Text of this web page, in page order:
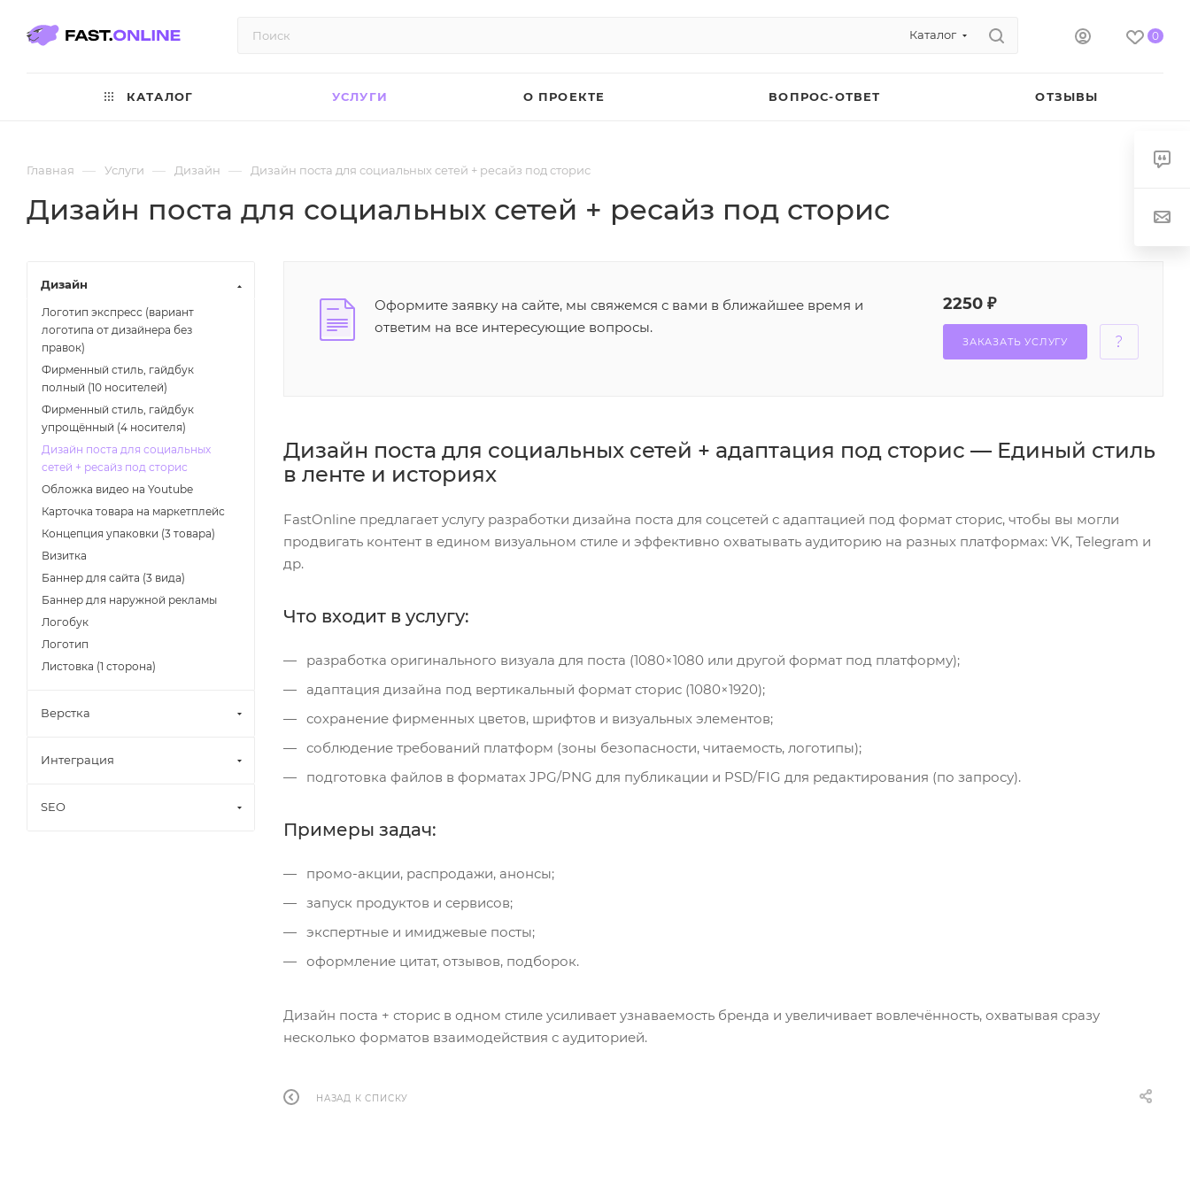
Каталог 0
КАТАЛОГ УСЛУГИ О ПРОЕКТЕ ВОПРОС-ОТВЕТ ОТЗЫВЫ
Главная — Услуги — Дизайн — Дизайн поста для социальных сетей + ресайз под сторис
Дизайн поста для социальных сетей + ресайз под сторис
Оформите заявку на сайте, мы свяжемся с вами в ближайшее время и
ответим на все интересующие вопросы.
2250 ₽
ЗАКАЗАТЬ УСЛУГУ
Дизайн поста для социальных сетей + адаптация под сторис — Единый стиль
в ленте и историях
FastOnline предлагает услугу разработки дизайна поста для соцсетей с адаптацией под формат сторис, чтобы вы могли
продвигать контент в едином визуальном стиле и эффективно охватывать аудиторию на разных платформах: VK, Telegram и
др.
Что входит в услугу:
разработка оригинального визуала для поста (1080×1080 или другой формат под платформу);
адаптация дизайна под вертикальный формат сторис (1080×1920);
сохранение фирменных цветов, шрифтов и визуальных элементов;
соблюдение требований платформ (зоны безопасности, читаемость, логотипы);
подготовка файлов в форматах JPG/PNG для публикации и PSD/FIG для редактирования (по запросу).
Примеры задач:
промо-акции, распродажи, анонсы;
запуск продуктов и сервисов;
экспертные и имиджевые посты;
оформление цитат, отзывов, подборок.
Дизайн поста + сторис в одном стиле усиливает узнаваемость бренда и увеличивает вовлечённость, охватывая сразу
несколько форматов взаимодействия с аудиторией.
НАЗАД К СПИСКУ
Дизайн
Логотип экспресс (вариант
логотипа от дизайнера без
правок)
Фирменный стиль, гайдбук
полный (10 носителей)
Фирменный стиль, гайдбук
упрощённый (4 носителя)
Дизайн поста для социальных
сетей + ресайз под сторис
Обложка видео на Youtube
Карточка товара на маркетплейс
Концепция упаковки (3 товара)
Визитка
Баннер для сайта (3 вида)
Баннер для наружной рекламы
Логобук
Логотип
Листовка (1 сторона)
Верстка
Интеграция
SEO